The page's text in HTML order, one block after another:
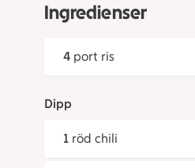
Ingredienser
4 port ris
Dipp
1 röd chili